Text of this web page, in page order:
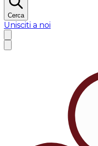
Cerca
Unisciti a noi